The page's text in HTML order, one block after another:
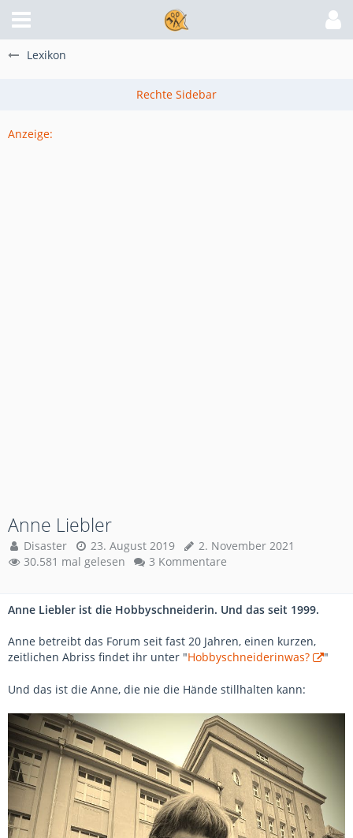
Lexikon
Anzeige:
Anne Liebler
Disaster 23. August 2019
2. November 2021
30.581 mal gelesen
3 Kommentare
Anne Liebler ist die Hobbyschneiderin. Und das seit 1999.
Anne betreibt das Forum seit fast 20 Jahren, einen kurzen,
zeitlichen Abriss findet ihr unter "Hobbyschneiderinwas? "
Und das ist die Anne, die nie die Hände stillhalten kann: